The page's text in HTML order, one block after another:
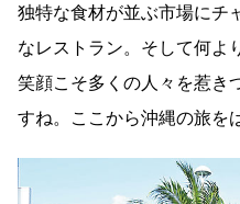
独特な食材が並ぶ市場にチ
なレストラン。そして何よ
笑顔こそ多くの人々を惹き
すね。ここから沖縄の旅を